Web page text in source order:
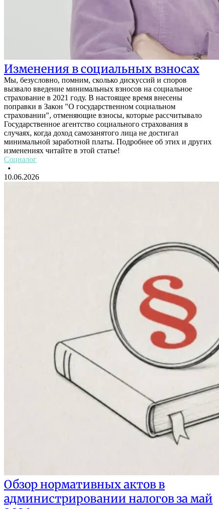
Изменения в социальных взносах
Мы, безусловно, помним, сколько дискуссий и споров
вызвало введение минимальных взносов на социальное
страхование в 2021 году. В настоящее время внесены
поправки в Закон "О государственном социальном
страховании", отменяющие взносы, которые рассчитывало
Государственное агентство социального страхования в
случаях, когда доход самозанятого лица не достигал
минимальной заработной платы. Подробнее об этих и других
изменениях читайте в этой статье!
Соцналог
•
10.06.2026
Обзор нормативных актов в
администрировании налогов за май